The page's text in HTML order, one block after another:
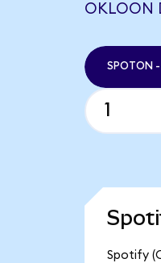
OKLOON
SPOTON
Spotify